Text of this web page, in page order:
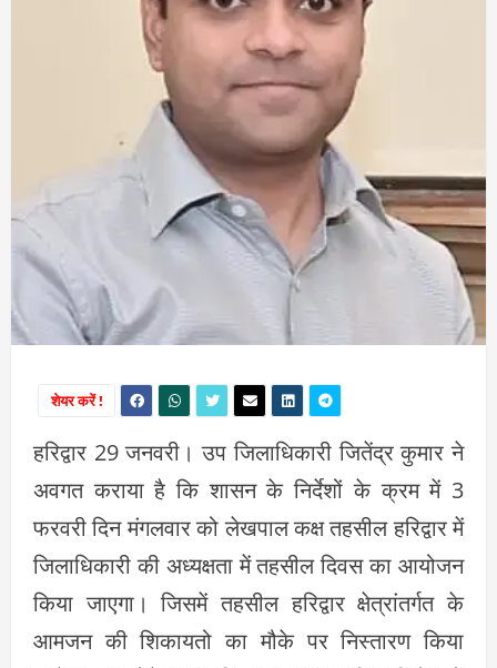
शेयर करें !
हरिद्वार 29 जनवरी। उप जिलाधिकारी जितेंद्र कुमार ने
अवगत कराया है कि शासन के निर्देशों के क्रम में 3
फरवरी दिन मंगलवार को लेखपाल कक्ष तहसील हरिद्वार में
जिलाधिकारी की अध्यक्षता में तहसील दिवस का आयोजन
किया जाएगा। जिसमें तहसील हरिद्वार क्षेत्रांतर्गत के
आमजन की शिकायतो का मौके पर निस्तारण किया